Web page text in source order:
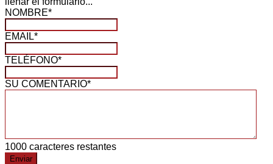
NOMBRE*
EMAIL*
TELÉFONO*
SU COMENTARIO*
1000 caracteres restantes
Enviar